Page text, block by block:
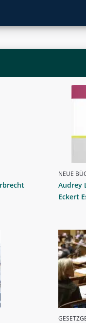
NEUE
Audrey
Eckert